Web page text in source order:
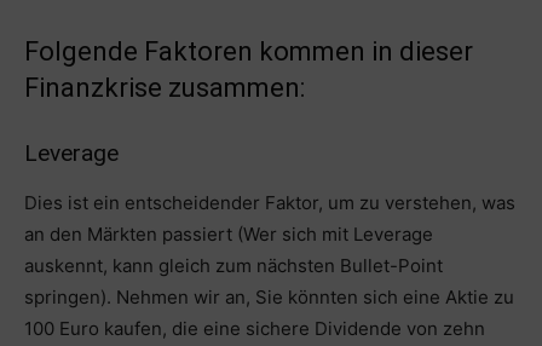
Folgende Faktoren kommen in dieser
Finanzkrise zusammen:
Leverage
Dies ist ein entscheidender Faktor, um zu verstehen, was
an den Märkten passiert (Wer sich mit Leverage
auskennt, kann gleich zum nächsten Bullet-Point
springen). Nehmen wir an, Sie könnten sich eine Aktie zu
100 Euro kaufen, die eine sichere Dividende von zehn